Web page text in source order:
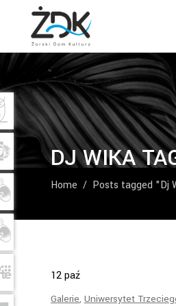
DJ WIKA
Home / Posts tagged "Dj
12paź
Galerie, Uniwersytet